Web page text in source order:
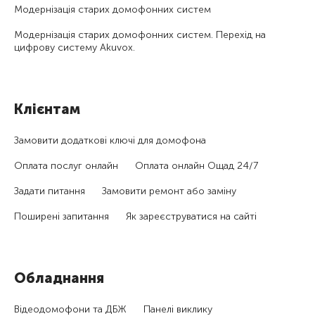
Модернізація старих домофонних систем
Модернізація старих домофонних систем. Перехід на
цифрову систему Akuvox.
Клієнтам
Замовити додаткові ключі для домофона
Оплата послуг онлайн Оплата онлайн Ощад 24/7
Задати питання Замовити ремонт або заміну
Поширені запитання Як зареєструватися на сайті
Обладнання
Відеодомофони та ДБЖ Панелі виклику